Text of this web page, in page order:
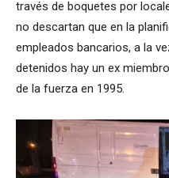
través de boquetes por
no descartan que en la
empleados bancarios, a la
detenidos hay un ex
de la fuerza en 1995.